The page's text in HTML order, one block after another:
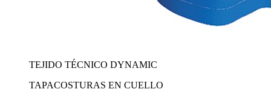
TEJIDO TÉCNICO DYNAMIC
TAPACOSTURAS EN CUELLO